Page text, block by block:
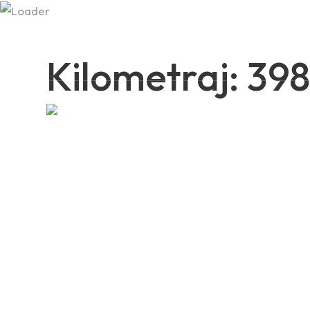
Kilometraj: